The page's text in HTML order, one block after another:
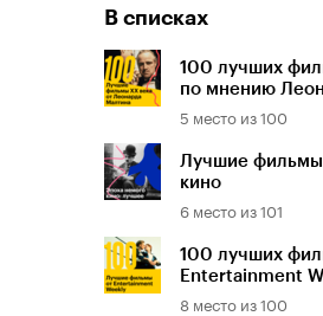
В списках
100 лучших
по мнению
5 место из100
Лучшие фильмы
кино
6 место из101
100 лучших
Entertainment
8 место из100